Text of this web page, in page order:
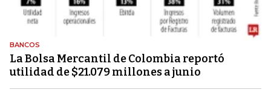
BANCOS
La Bolsa Mercantil de Colombia reportó
utilidad de $21.079 millones a junio